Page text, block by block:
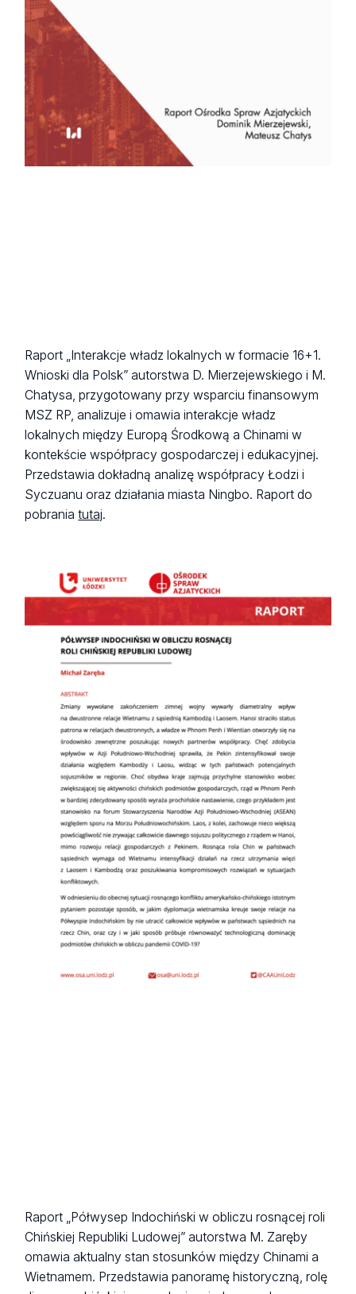
Raport „Interakcje władz lokalnych w formacie 16+1.
Wnioski dla Polsk” autorstwa D. Mierzejewskiego i M.
Chatysa, przygotowany przy wsparciu finansowym
MSZ RP, analizuje i omawia interakcje władz
lokalnych między Europą Środkową a Chinami w
kontekście współpracy gospodarczej i edukacyjnej.
Przedstawia dokładną analizę współpracy Łodzi i
Syczuanu oraz działania miasta Ningbo. Raport do
pobraniatutaj.
Raport „Półwysep Indochiński w obliczu rosnącej roli
Chińskiej Republiki Ludowej” autorstwa M. Zaręby
omawia aktualny stan stosunków między Chinami a
Wietnamem. Przedstawia panoramę historyczną, rolę